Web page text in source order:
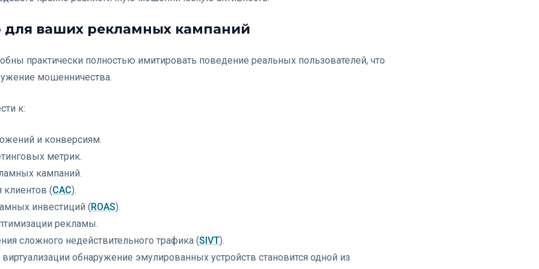
для ваших рекламных кампаний
практически полностью имитировать поведение реальных пользователей, что
мошенничества.
к:
и конверсиям.
метрик.
кампаний.
клиентов (CAC).
инвестиций (ROAS).
рекламы.
сложного недействительного трафика (SIVT).
обнаружение эмулированных устройств становится одной из